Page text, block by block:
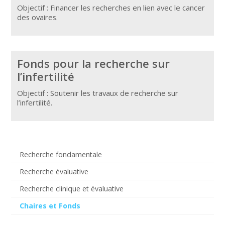
Recherche fondamentale
Recherche évaluative
Recherche clinique et évaluative
Chaires et Fonds
Objectif : Financer les recherches en lien avec le cancer
des ovaires.
Fonds pour la recherche sur
l’infertilité
Objectif : Soutenir les travaux de recherche sur
l’infertilité.